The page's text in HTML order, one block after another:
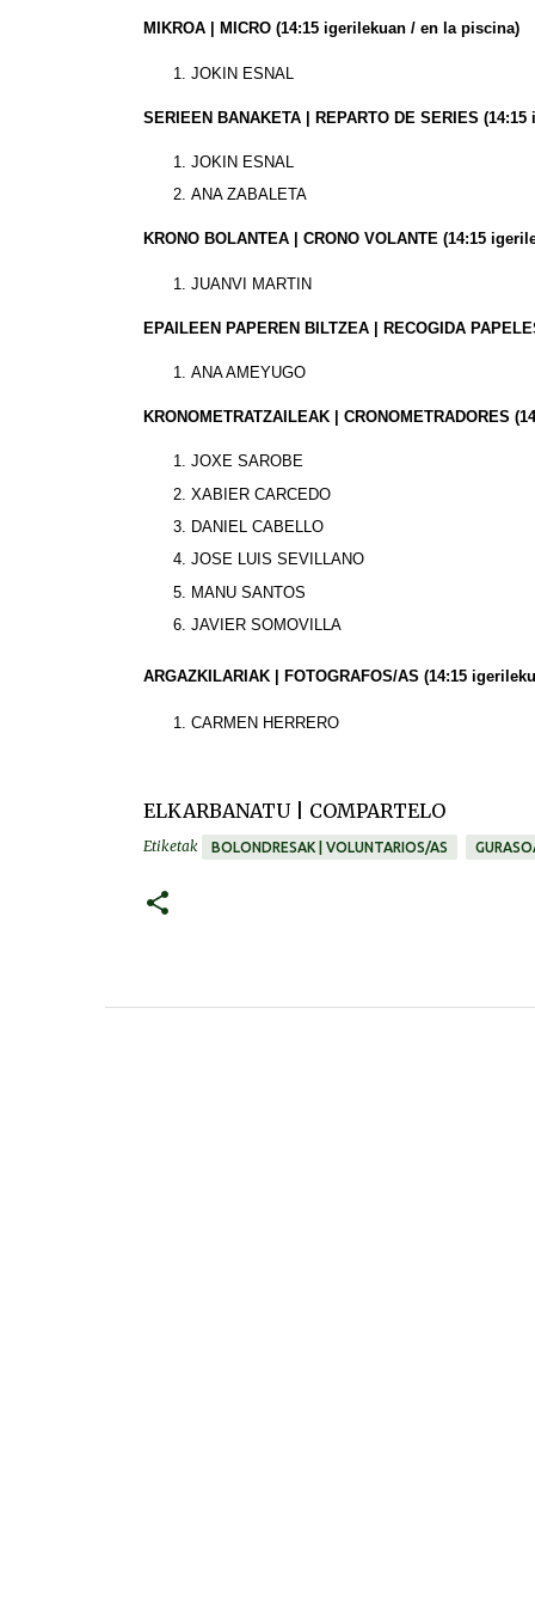
MIKROA | MICRO (14:15 igerilekuan / en la piscina)
JOKIN ESNAL
SERIEEN BANAKETA | REPARTO DE SERIES (14:15
JOKIN ESNAL
ANA ZABALETA
KRONO BOLANTEA | CRONO VOLANTE (14:15
JUANVI MARTIN
EPAILEEN PAPEREN BILTZEA | RECOGIDA
ANA AMEYUGO
KRONOMETRATZAILEAK | CRONOMETRADORES
JOXE SAROBE
XABIER CARCEDO
DANIEL CABELLO
JOSE LUIS SEVILLANO
MANU SANTOS
JAVIER SOMOVILLA
ARGAZKILARIAK | FOTOGRAFOS/AS (14:15
CARMEN HERRERO
ELKARBANATU | COMPARTELO
Etiketak BOLONDRESAK | VOLUNTARIOS/AS